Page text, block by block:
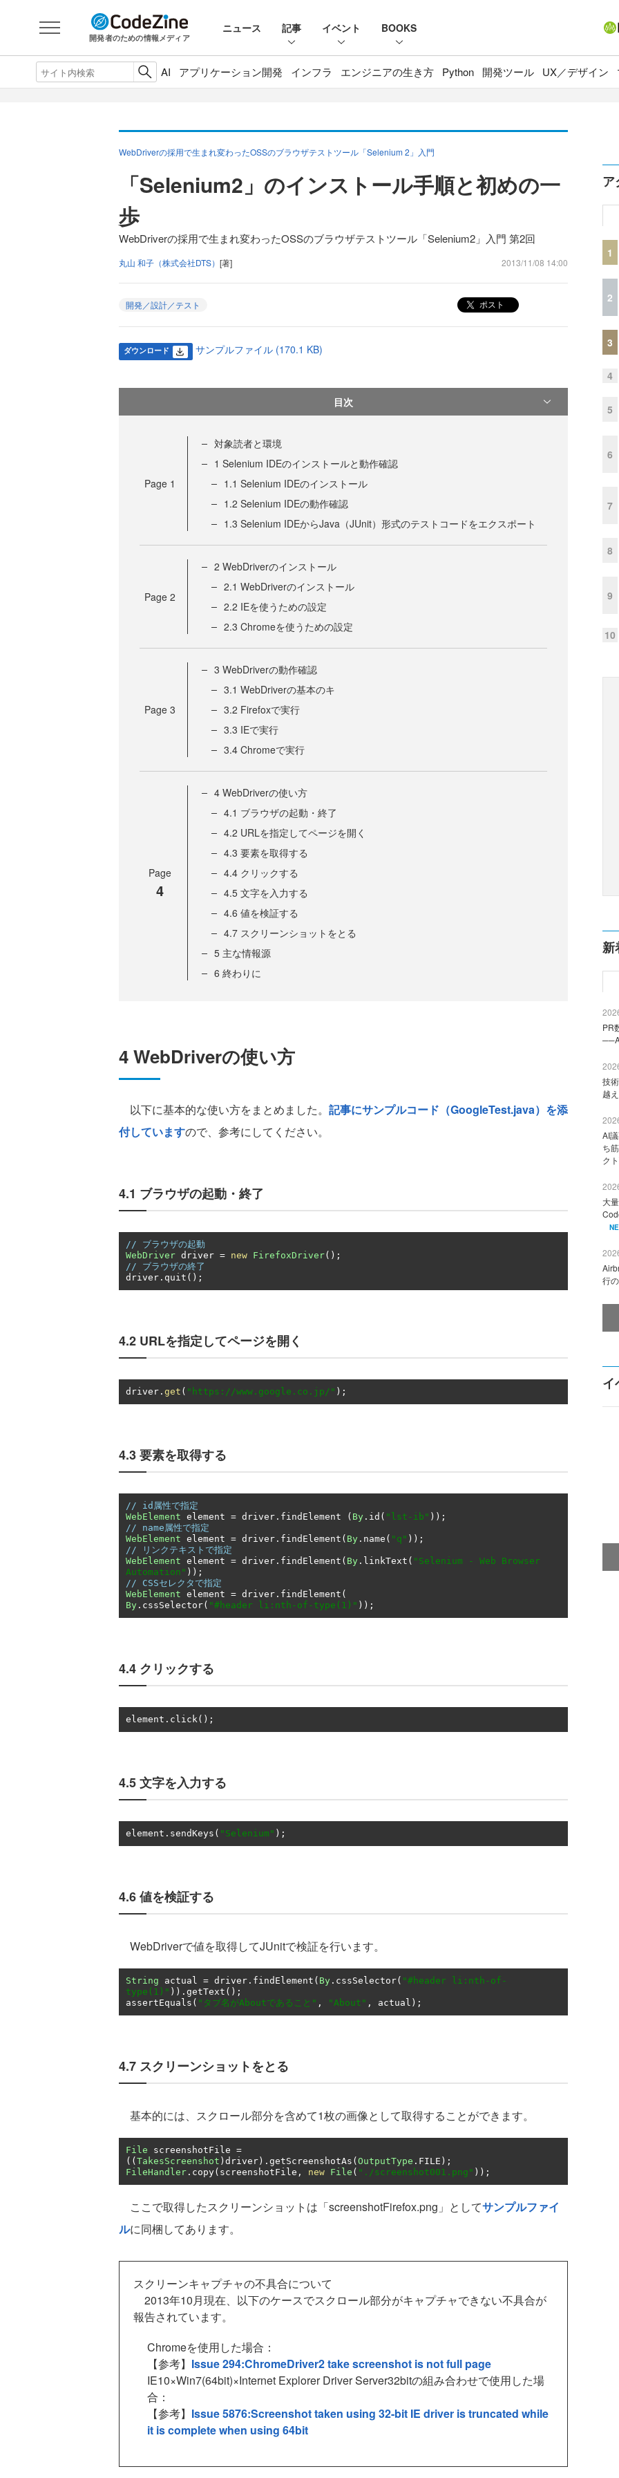
開発者のための情報メディア
ニュース 記事 イベント BOOKS
AI アプリケーション開発 インフラ エンジニアの生き方 Python 開発ツール UX／デザイン
WebDriverの採用で生まれ変わったOSSのブラウザテストツール「Selenium 2」入門
「Selenium2」のインストール手順と初めの一
歩
WebDriverの採用で生まれ変わったOSSのブラウザテストツール「Selenium2」入門 第2回
丸山 和子（株式会社DTS） [著] 2013/11/08 14:00
開発／設計／テスト ポスト
ダウンロード サンプルファイル (170.1 KB)
目次
Page 1
対象読者と環境
1 Selenium IDEのインストールと動作確認
1.1 Selenium IDEのインストール
1.2 Selenium IDEの動作確認
1.3 Selenium IDEからJava（JUnit）形式のテストコードをエクスポート
Page 2
2 WebDriverのインストール
2.1 WebDriverのインストール
2.2 IEを使うための設定
2.3 Chromeを使うための設定
Page 3
3 WebDriverの動作確認
3.1 WebDriverの基本のキ
3.2 Firefoxで実行
3.3 IEで実行
3.4 Chromeで実行
Page
4
4 WebDriverの使い方
4.1 ブラウザの起動・終了
4.2 URLを指定してページを開く
4.3 要素を取得する
4.4 クリックする
4.5 文字を入力する
4.6 値を検証する
4.7 スクリーンショットをとる
5 主な情報源
6 終わりに
4 WebDriverの使い方
以下に基本的な使い方をまとめました。 記事にサンプルコード（GoogleTest.java）を添
付していますので、参考にしてください。
4.1 ブラウザの起動・終了
// ブラウザの起動
WebDriver driver = new FirefoxDriver();
// ブラウザの終了
driver . quit ();
4.2 URLを指定してページを開く
driver . get ( "https://www.google.co.jp/" );
4.3 要素を取得する
// id属性で指定
WebElement element = driver . findElement ( By . id ( "lst-ib" ));
// name属性で指定
WebElement element = driver . findElement ( By . name ( "q" ));
// リンクテキストで指定
WebElement element = driver . findElement ( By . linkText ( "Selenium - Web Browser
Automation" ));
// CSSセレクタで指定
WebElement element = driver . findElement (
By . cssSelector( "#header li:nth-of-type(1)" ));
4.4 クリックする
element . click();
4.5 文字を入力する
element . sendKeys ( "Selenium" );
4.6 値を検証する
WebDriverで値を取得してJUnitで検証を行います。
String actual = driver . findElement ( By . cssSelector( "#header li:nth-of-
type(1)" )). getText ();
assertEquals ( "タブ名がAboutであること" , "About" , actual );
4.7 スクリーンショットをとる
基本的には、スクロール部分を含めて1枚の画像として取得することができます。
File screenshotFile =
(( TakesScreenshot ) driver ). getScreenshotAs ( OutputType . FILE );
FileHandler . copy( screenshotFile , new File ( "./screenshot001.png" ));
ここで取得したスクリーンショットは「screenshotFirefox.png」としてサンプルファイ
ルに同梱してあります。
スクリーンキャプチャの不具合について
2013年10月現在、以下のケースでスクロール部分がキャプチャできない不具合が
報告されています。
Chromeを使用した場合：
【参考】 Issue 294:ChromeDriver2 take screenshot is not full page
IE10×Win7(64bit)×Internet Explorer Driver Server32bitの組み合わせで使用した場
合：
【参考】 Issue 5876:Screenshot taken using 32-bit IE driver is truncated while
it is complete when using 64bit
ア
1
2
3
4
5
6
7
8
9
10
新
PR
技
越
AI
ち
ク
大
行
イ